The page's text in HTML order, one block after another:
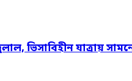
ভিসাবিহীন যাত্রায়